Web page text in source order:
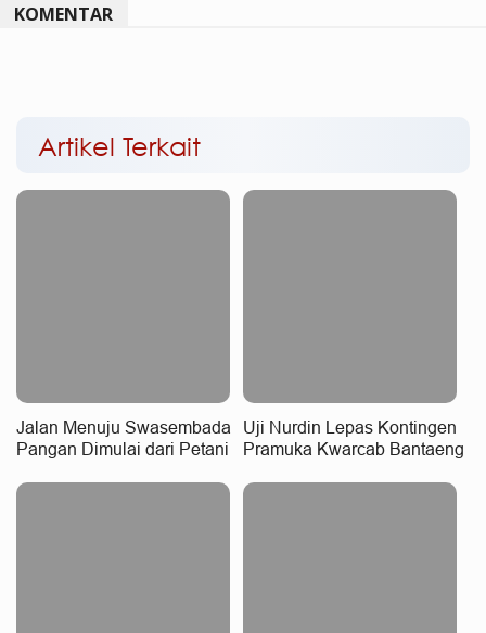
KOMENTAR
Artikel Terkait
Jalan Menuju Swasembada
Pangan Dimulai dari Petani
Uji Nurdin Lepas Kontingen
Pramuka Kwarcab Bantaeng
XII 2026